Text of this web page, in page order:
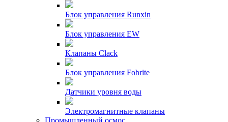
Блок управления Runxin
Блок управления EW
Клапаны Clack
Блок управления Fobrite
Датчики уровня воды
Электромагнитные клапаны
Промышленный осмос